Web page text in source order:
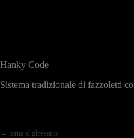
Hanky Code
Sistema tradizionale di fazzoletti
← torna al glossario